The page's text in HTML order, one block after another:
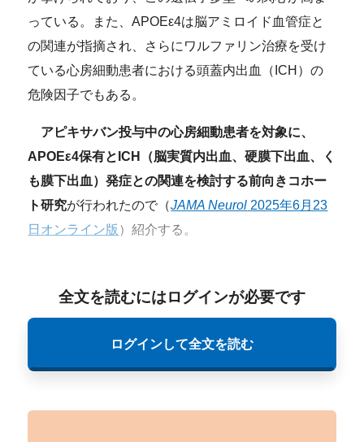
っている。また、APOEε4は脳アミロイド血管症と
の関連が指摘され、さらにワルファリン治療を受け
ている心房細動患者における頭蓋内出血（ICH）の
危険因子でもある。
アピキサバン投与中の心房細動患者を対象に、
APOEε4保有とICH（脳実質内出血、硬膜下出血、く
も膜下出血）発症との関連を検討する前向きコホー
ト研究が行われたので（JAMA Neurol 2025年6月23
日オンライン版 ）紹介する。
全文を読むにはログインが必要です
ログインして全文を読む